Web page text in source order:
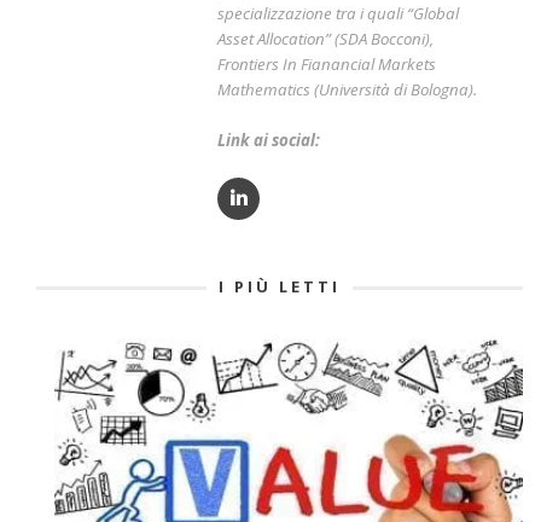
specializzazione tra i quali “Global
Asset Allocation” (SDA Bocconi),
Frontiers In Fianancial Markets
Mathematics (Università di Bologna).
Link ai social:
I PIÙ LETTI